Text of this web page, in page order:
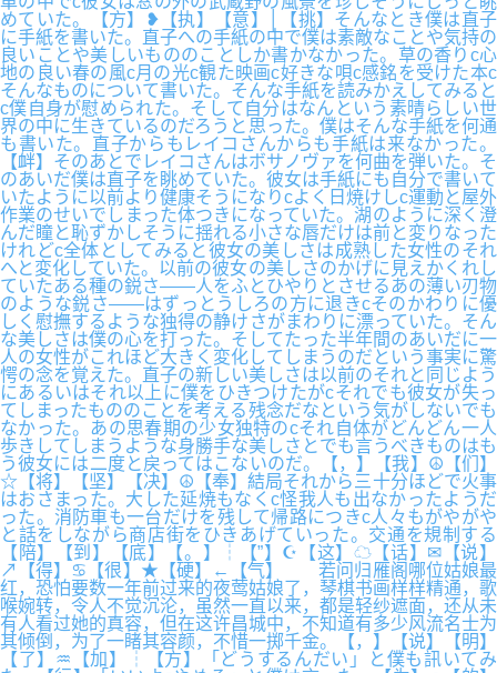
めていた。【方】❥【执】【意】│【挑】そんなとき僕は直子
に手紙を書いた。直子への手紙の中で僕は素敵なことや気持の
良いことや美しいもののことしか書かなかった。草の香りc心
地の良い春の風c月の光c観た映画c好きな唄c感銘を受けた本c
そんなものについて書いた。そんな手紙を読みかえしてみると
c僕自身が慰められた。そして自分はなんという素晴らしい世
界の中に生きているのだろうと思った。僕はそんな手紙を何通
も書いた。直子からもレイコさんからも手紙は来なかった。
【衅】そのあとでレイコさんはボサノヴァを何曲を弾いた。そ
のあいだ僕は直子を眺めていた。彼女は手紙にも自分で書いて
いたように以前より健康そうになりcよく日焼けしc運動と屋外
作業のせいでしまった体つきになっていた。湖のように深く澄
んだ瞳と恥ずかしそうに揺れる小さな唇だけは前と変りなった
けれどc全体としてみると彼女の美しさは成熟した女性のそれ
へと変化していた。以前の彼女の美しさのかげに見えかくれし
ていたある種の鋭さ――人をふとひやりとさせるあの薄い刃物
のような鋭さ――はずっとうしろの方に退きcそのかわりに優
しく慰撫するような独得の静けさがまわりに漂っていた。そん
な美しさは僕の心を打った。そしてたった半年間のあいだに一
人の女性がこれほど大きく変化してしまうのだという事実に驚
愕の念を覚えた。直子の新しい美しさは以前のそれと同じよう
にあるいはそれ以上に僕をひきつけたがcそれでも彼女が失っ
てしまったもののことを考える残念だなという気がしないでも
なかった。あの思春期の少女独特のcそれ自体がどんどん一人
歩きしてしまうような身勝手な美しさとでも言うべきものはも
う彼女には二度と戻ってはこないのだ。【，】【我】☮【们】
☆【将】【坚】【决】☮【奉】結局それから三十分ほどで火事
はおさまった。大した延焼もなくc怪我人も出なかったようだ
った。消防車も一台だけを残して帰路につきc人々もがやがや
と話をしながら商店街をひきあげていった。交通を規制する
【陪】【到】【底】【。】┆【”】☪【这】☁【话】✉【说】
↗【得】♋【很】★【硬】←【气】 若问归雁阁哪位姑娘最
红，恐怕要数一年前过来的夜莺姑娘了，琴棋书画样样精通，歌
喉婉转，令人不觉沉沦，虽然一直以来，都是轻纱遮面，还从未
有人看过她的真容，但在这许昌城中，不知道有多少风流名士为
其倾倒，为了一睹其容颜，不惜一掷千金。【，】【说】【明】
【了】♒【加】┆【方】「どうするんだい」と僕も訊いてみ